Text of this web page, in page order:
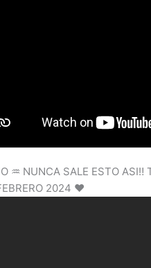
♒️ NUNCA SALE ESTO ASI‼️
2024 ❤️